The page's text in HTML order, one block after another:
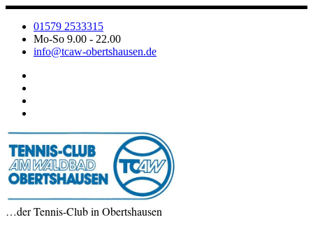
Zum
Inhalt
springen
01579 2533315
Mo-So 9.00 - 22.00
info@tcaw-obertshausen.de
…der Tennis-Club in Obertshausen